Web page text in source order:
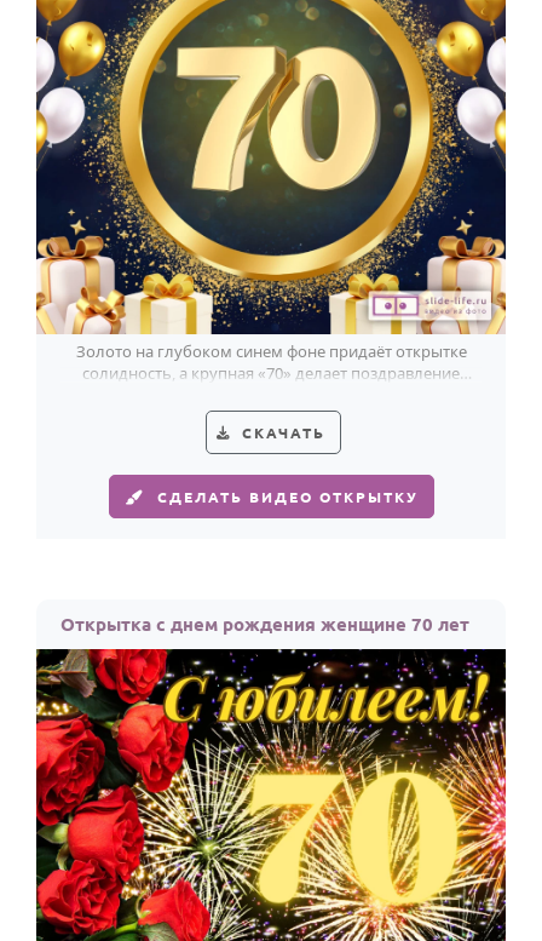
Золото на глубоком синем фоне придаёт открытке
солидность, а крупная «70» делает поздравление
СКАЧАТЬ
СДЕЛАТЬ ВИДЕО ОТКРЫТКУ
Открытка с днем рождения женщине 70 лет